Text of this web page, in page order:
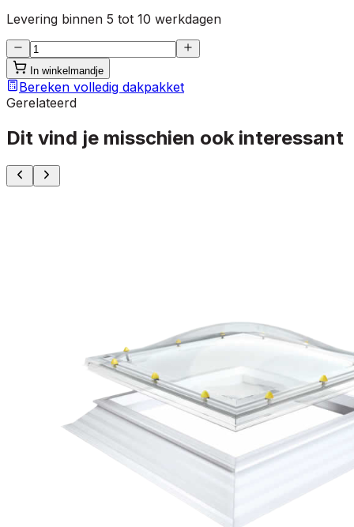
Levering binnen 5 tot 10 werkdagen
In winkelmandje
Bereken volledig dakpakket
Gerelateerd
Dit vind je misschien ook interessant